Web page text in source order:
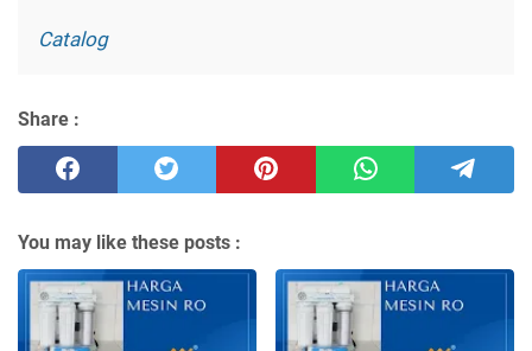
Catalog
Share :
You may like these posts :